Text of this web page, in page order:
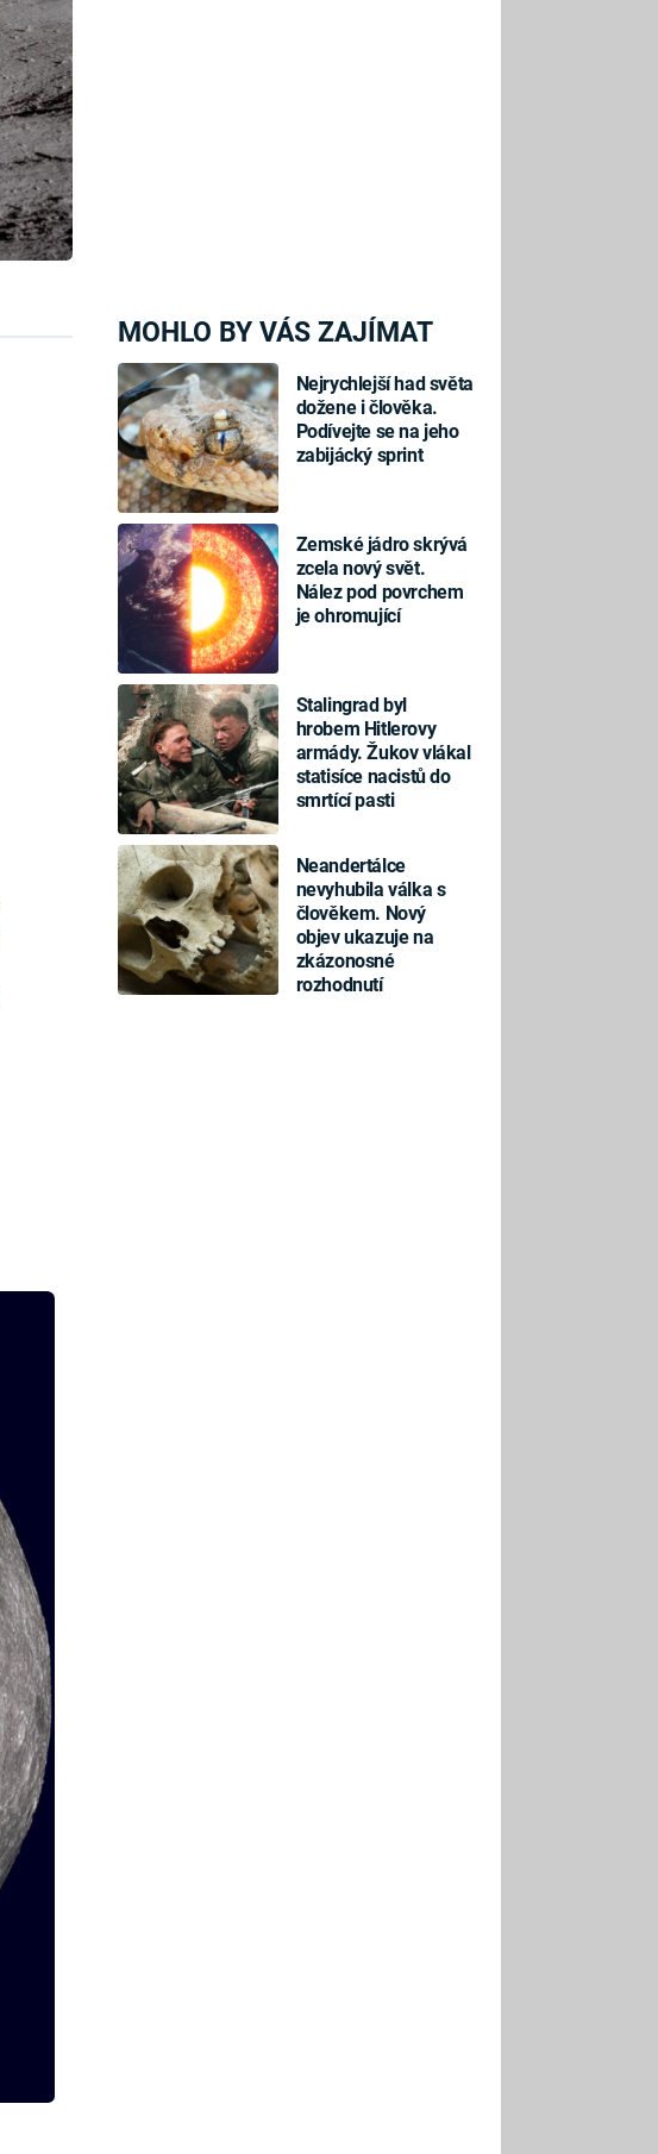
MOHLO BY VÁS ZAJÍMAT
Nejrychlejší had světa
dožene i člověka.
Podívejte se na jeho
zabijácký sprint
Zemské jádro skrývá
zcela nový svět.
Nález pod povrchem
je ohromující
Stalingrad byl
hrobem Hitlerovy
armády. Žukov vlákal
statisíce nacistů do
smrtící pasti
Neandertálce
nevyhubila válka s
člověkem. Nový
objev ukazuje na
zkázonosné
rozhodnutí